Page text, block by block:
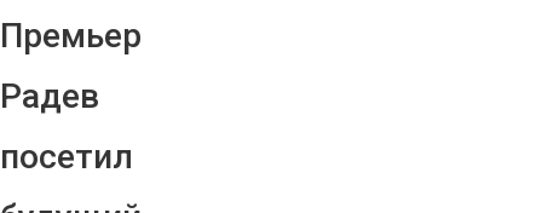
Премьер
Радев
посетил